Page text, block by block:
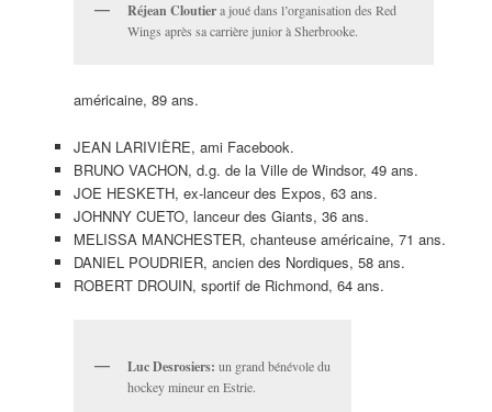
Réjean Cloutiera joué dans l’organisation des Red
Wings après sa carrière junior à Sherbrooke.
américaine, 89 ans.
JEAN LARIVIÈRE, ami Facebook.
BRUNO VACHON, d.g. de la Ville de Windsor, 49 ans.
JOE HESKETH, ex-lanceur des Expos, 63 ans.
JOHNNY CUETO, lanceur des Giants, 36 ans.
MELISSA MANCHESTER, chanteuse américaine, 71 ans.
DANIEL POUDRIER, ancien des Nordiques, 58 ans.
ROBERT DROUIN, sportif de Richmond, 64 ans.
Luc Desrosiers: un grand bénévole du
hockey mineur en Estrie.